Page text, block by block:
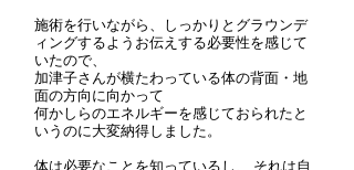
施術を行いながら、しっかりとグラウンデ
ィングするようお伝えする必要性を感じて
いたので、
加津子さんが横たわっている体の背面・地
面の方向に向かって
何かしらのエネルギーを感じておられたと
いうのに大変納得しました。
体は必要なことを知っているし、 それは自